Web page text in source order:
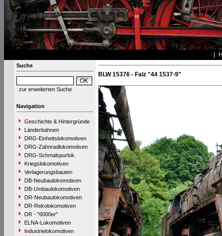
Suche
zur erweiterten Suche
Navigation
Geschichte & Hintergründe
Länderbahnen
DRG-Einheitslokomotiven
DRG-Zahnradlokomotiven
DRG-Schmalspurlok.
Kriegslokomotiven
Verlagerungsbauten
DB-Neubaulokomotiven
DB-Umbaulokomotiven
DR-Neubaulokomotiven
DR-Rekolokomotiven
DR - "6000er"
ELNA-Lokomotiven
Industrielokomotiven
BLW 15376 - Falz "44 1537-9"